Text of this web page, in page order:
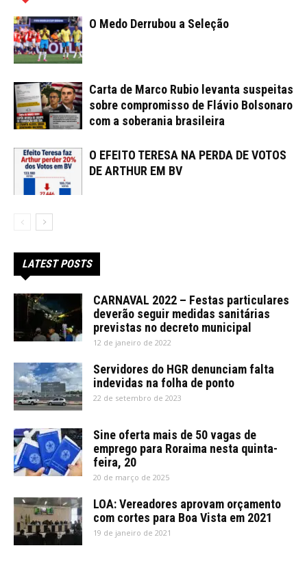
O Medo Derrubou a Seleção
Carta de Marco Rubio levanta suspeitas
sobre compromisso de Flávio Bolsonaro
com a soberania brasileira
O EFEITO TERESA NA PERDA DE VOTOS
DE ARTHUR EM BV
LATEST POSTS
CARNAVAL 2022 – Festas particulares
deverão seguir medidas sanitárias
previstas no decreto municipal
12 de janeiro de 2022
Servidores do HGR denunciam falta
indevidas na folha de ponto
22 de setembro de 2023
Sine oferta mais de 50 vagas de
emprego para Roraima nesta quinta-
feira, 20
20 de março de 2025
LOA: Vereadores aprovam orçamento
com cortes para Boa Vista em 2021
19 de janeiro de 2021